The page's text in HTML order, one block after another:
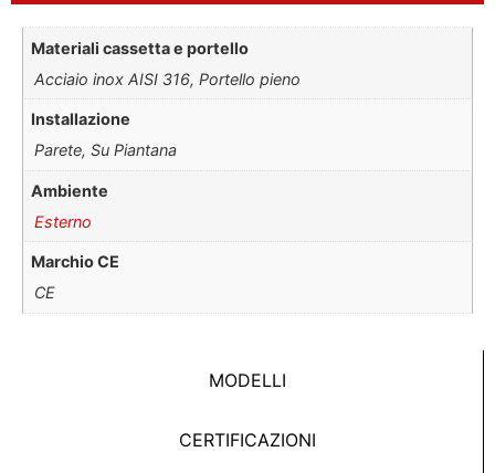
MODELLI
CERTIFICAZIONI
Materiali cassetta e portello
Acciaio inox AISI 316, Portello pieno
Installazione
Parete, Su Piantana
Ambiente
Esterno
Marchio CE
CE